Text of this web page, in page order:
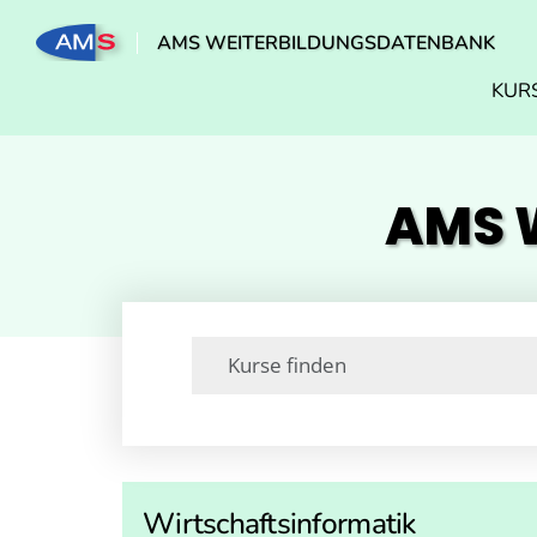
AMS WEITERBILDUNGSDATENBANK
AMS
Wirtschaftsinformatik